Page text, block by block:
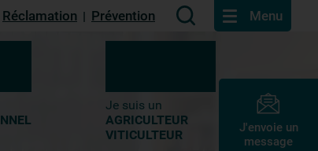
Réclamation | Prévention Menu
Je suis un
AGRICULTEUR
VITICULTEUR
J'envoie un
message